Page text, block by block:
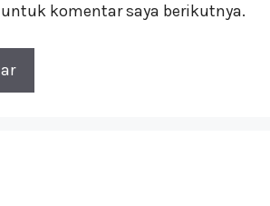
komentar saya berikutnya.